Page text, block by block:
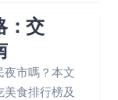
：交
夜市嗎？本文
食排行榜及